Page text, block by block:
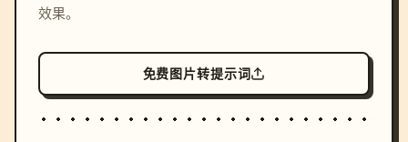
效果。
免费图片转提示词